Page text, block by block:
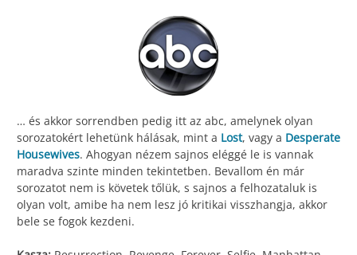
… és akkor sorrendben pedig itt az abc, amelynek olyan
sorozatokért lehetünk hálásak, mint a Lost, vagy a Desperate
Housewives. Ahogyan nézem sajnos eléggé le is vannak
maradva szinte minden tekintetben. Bevallom én már
sorozatot nem is követek tőlük, s sajnos a felhozataluk is
olyan volt, amibe ha nem lesz jó kritikai visszhangja, akkor
bele se fogok kezdeni.